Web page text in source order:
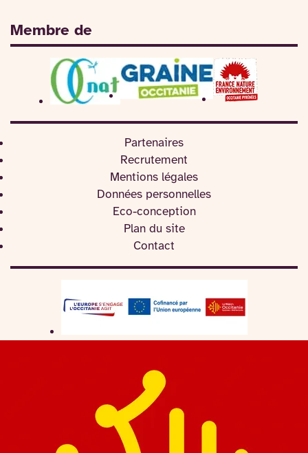
Membre de
Partenaires
Recrutement
Mentions légales
Données personnelles
Eco-conception
Plan du site
Contact